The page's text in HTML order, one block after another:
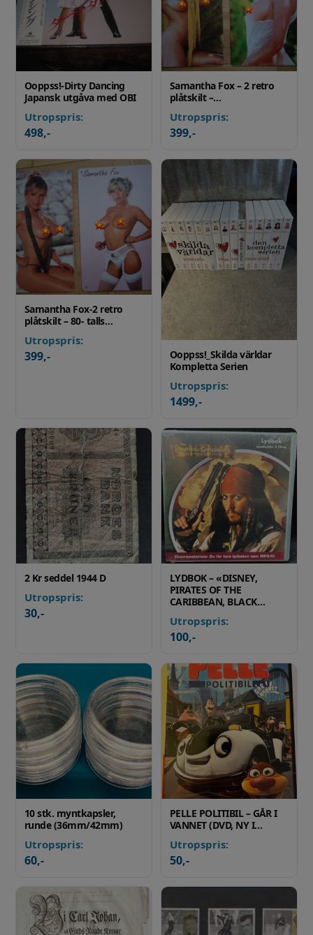
Ooppss!-Dirty Dancing
Japansk utgåva med OBI
Utropspris:
498,-
Samantha Fox – 2 retro
plåtskilt –…
Utropspris:
399,-
Samantha Fox-2 retro
plåtskilt – 80- talls…
Utropspris:
399,-
Ooppss!_Skilda världar
Kompletta Serien
Utropspris:
1499,-
2 Kr seddel 1944 D
Utropspris:
30,-
LYDBOK – «DISNEY,
PIRATES OF THE
CARIBBEAN, BLACK…
Utropspris:
100,-
10 stk. myntkapsler,
runde (36mm/42mm)
Utropspris:
60,-
PELLE POLITIBIL – GÅR I
VANNET (DVD, NY I…
Utropspris:
50,-